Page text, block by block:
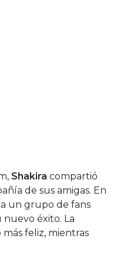
Shakira compartió
de sus amigas. En
un grupo de fans
éxito. La
feliz, mientras